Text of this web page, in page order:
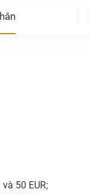
50 EUR;